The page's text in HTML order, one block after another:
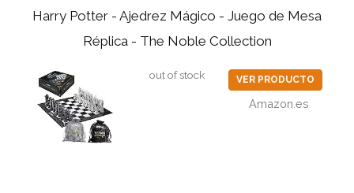
Harry Potter - Ajedrez Mágico - Juego de Mesa
Réplica - The Noble Collection
out of stock VER PRODUCTO
Amazon.es